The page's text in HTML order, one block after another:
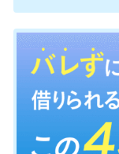
特集